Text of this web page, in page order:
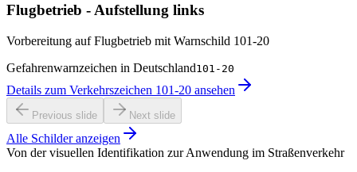
Flugbetrieb - Aufstellung links
Vorbereitung auf Flugbetrieb mit Warnschild 101-20
Gefahrenwarnzeichen in Deutschland101-20
Details zum Verkehrszeichen 101-20 ansehen
Previous slide Next slide
Alle Schilder anzeigen
Von der visuellen Identifikation zur Anwendung im Straßenverkehr